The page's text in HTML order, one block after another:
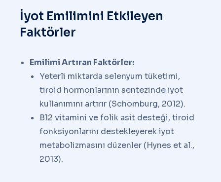
İyot Emilimini Etkileyen
Faktörler
Emilimi Artıran Faktörler:
Yeterli miktarda selenyum tüketimi,
tiroid hormonlarının sentezinde iyot
kullanımını artırır (Schomburg, 2012).
B12 vitamini ve folik asit desteği, tiroid
fonksiyonlarını destekleyerek iyot
metabolizmasını düzenler (Hynes et al.,
2013).